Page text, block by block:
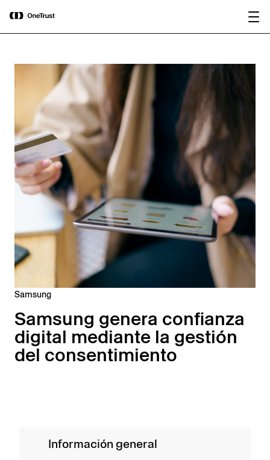
OneTrust nombrada Visionaria en el
Magic Quadrant™ de Gartner® 2026
para plataformas de gobernanza de IA.
Samsung
Samsung genera confianza
digital mediante la gestión
del consentimiento
Información general